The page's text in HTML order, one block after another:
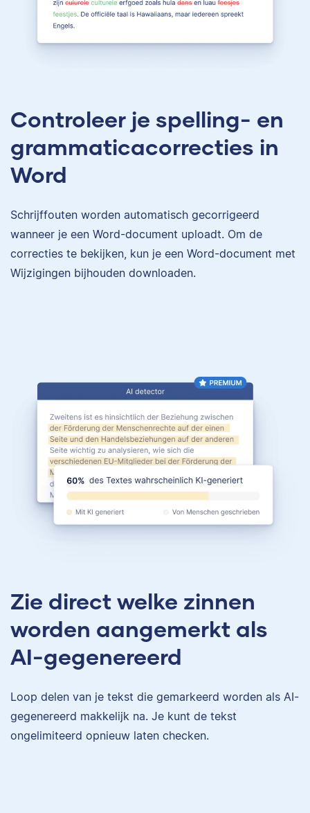
Controleer je spelling- en
grammaticacorrecties in
Word
Schrijffouten worden automatisch gecorrigeerd
wanneer je een Word-document uploadt. Om de
correcties te bekijken, kun je een Word-document met
Wijzigingen bijhouden downloaden.
Zie direct welke zinnen
worden aangemerkt als
AI-gegenereerd
Loop delen van je tekst die gemarkeerd worden als AI-
gegenereerd makkelijk na. Je kunt de tekst
ongelimiteerd opnieuw laten checken.